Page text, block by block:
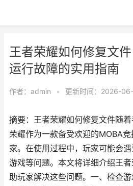
王者荣耀如何修复文
运行故障的实用指南
作者： admin • 更新时间：2026-
摘要：王者荣耀如何修复文件随
荣耀作为一款备受欢迎的MOBA
家。在使用过程中，玩家可能会
游戏等问题。本文将详细介绍王
助玩家解决这些问题。一、检查